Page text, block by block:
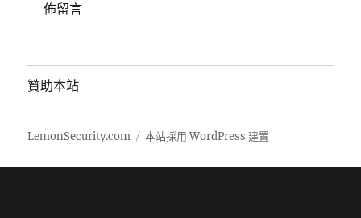
佈留言
贊助本站
LemonSecurity.com 本站採用 WordPress 建置